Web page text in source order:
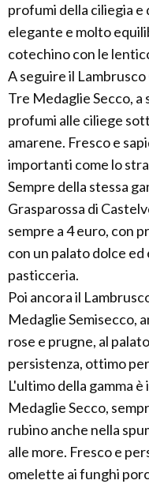
profumi della ciliegia e
elegante e molto
cotechino con le
A seguire il
Tre Medaglie Secco, a
profumi alle ciliege
amarene. Fresco e
importanti come lo
Sempre della stessa
Grasparossa di
sempre a 4 euro, con
con un palato dolce
pasticceria.
Poi ancora il
Medaglie Semisecco,
rose e prugne, al
persistenza, ottimo
L'ultimo della gamma
Medaglie Secco,
rubino anche nella
alle more. Fresco e
omelette ai funghi